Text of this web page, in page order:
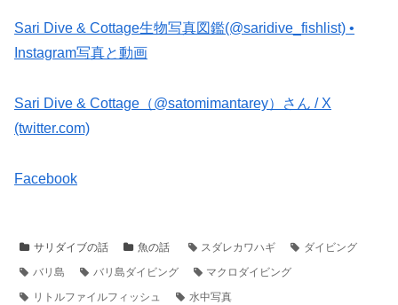
Sari Dive & Cottage生物写真図鑑(@saridive_fishlist) •
Instagram写真と動画
Sari Dive & Cottage（@satomimantarey）さん / X
(twitter.com)
Facebook
サリダイブの話 魚の話 スダレカワハギ
ダイビング
バリ島
バリ島ダイビング
マクロダイビング
リトルファイルフィッシュ
水中写真